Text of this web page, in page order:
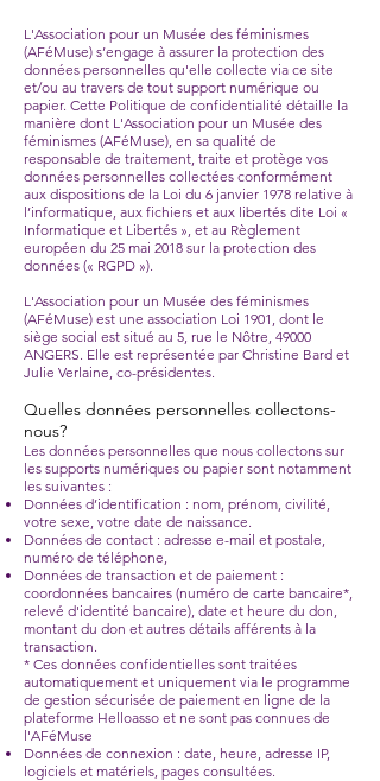
L'Association pour un Musée des féminismes
(AFéMuse) s’engage à assurer la protection des
données personnelles qu'elle collecte via ce site
et/ou au travers de tout support numérique ou
papier. Cette Politique de confidentialité détaille la
manière dont L'Association pour un Musée des
féminismes (AFéMuse), en sa qualité de
responsable de traitement, traite et protège vos
données personnelles collectées conformément
aux dispositions de la Loi du 6 janvier 1978 relative à
l’informatique, aux fichiers et aux libertés dite Loi «
Informatique et Libertés », et au Règlement
européen du 25 mai 2018 sur la protection des
données (« RGPD »).
L'Association pour un Musée des féminismes
(AFéMuse) est une association Loi 1901, dont le
siège social est situé au 5, rue le Nôtre, 49000
ANGERS. Elle est représentée par Christine Bard et
Julie Verlaine, co-présidentes.
Quelles données personnelles collectons-
nous?
Les données personnelles que nous collectons sur
les supports numériques ou papier sont notamment
les suivantes :
Données d’identification : nom, prénom, civilité,
votre sexe, votre date de naissance.
Données de contact : adresse e-mail et postale,
numéro de téléphone,
Données de transaction et de paiement :
coordonnées bancaires (numéro de carte bancaire*,
relevé d'identité bancaire), date et heure du don,
montant du don et autres détails afférents à la
transaction.
* Ces données confidentielles sont traitées
automatiquement et uniquement via le programme
de gestion sécurisée de paiement en ligne de la
plateforme Helloasso et ne sont pas connues de
l'AFéMuse
Données de connexion : date, heure, adresse IP,
logiciels et matériels, pages consultées.